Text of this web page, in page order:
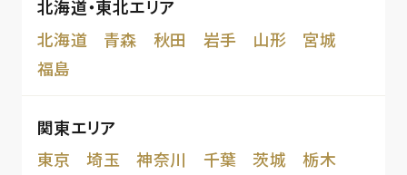
北海道・東北エリア
北海道
青森 秋田 岩手 山形
宮城
福島
関東エリア
東京
埼玉 神奈川 千葉 茨城
栃木